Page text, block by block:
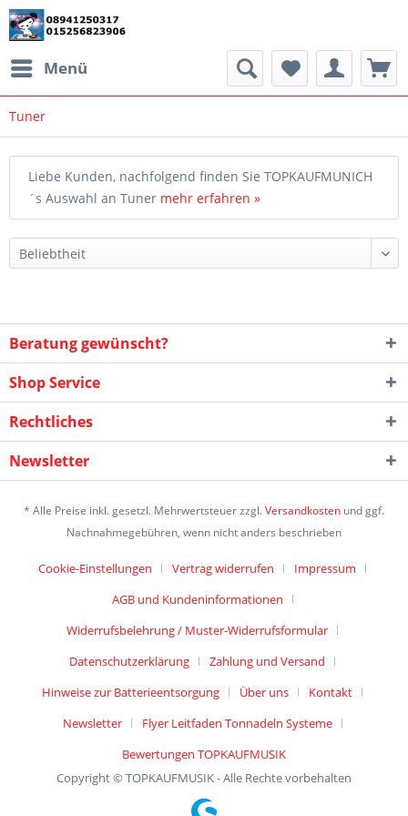
Menü
Tuner
Liebe Kunden, nachfolgend finden Sie TOPKAUFMUNICH
´s Auswahl an Tuner mehr erfahren »
Beratung gewünscht?
Shop Service
Rechtliches
Newsletter
* Alle Preise inkl. gesetzl. Mehrwertsteuer zzgl.Versandkosten und ggf.
Nachnahmegebühren, wenn nicht anders beschrieben
Cookie-Einstellungen Vertrag widerrufen
Impressum
AGB und Kundeninformationen
Widerrufsbelehrung / Muster-Widerrufsformular
Datenschutzerklärung
Zahlung und Versand
Hinweise zur Batterieentsorgung
Über uns
Kontakt
Newsletter
Flyer Leitfaden Tonnadeln Systeme
Bewertungen TOPKAUFMUSIK
Copyright © TOPKAUFMUSIK - Alle Rechte vorbehalten